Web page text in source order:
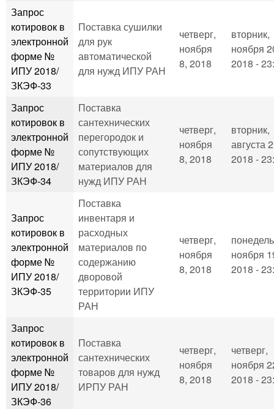
Запрос
котировок в
электронной
форме №
ИПУ 2018/
ЗКЭФ-33
Поставка сушилки
для рук
автоматической
для нужд ИПУ РАН
четверг,
ноября
8, 2018
вторник,
ноября
2018 -
Запрос
котировок в
электронной
форме №
ИПУ 2018/
ЗКЭФ-34
Поставка
сантехнических
перегородок и
сопутствующих
материалов для
нужд ИПУ РАН
четверг,
ноября
8, 2018
вторник,
августа
2018 -
Запрос
котировок в
электронной
форме №
ИПУ 2018/
ЗКЭФ-35
Поставка
инвентаря и
расходных
материалов по
содержанию
дворовой
территории ИПУ
РАН
четверг,
ноября
8, 2018
ноября
2018 -
Запрос
котировок в
электронной
форме №
ИПУ 2018/
ЗКЭФ-36
Поставка
сантехнических
товаров для нужд
ИРПУ РАН
четверг,
ноября
8, 2018
четверг,
ноября
2018 -